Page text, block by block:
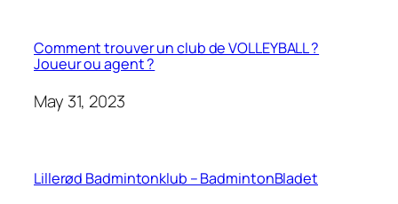
Comment trouver un club de VOLLEYBALL ?
Joueur ou agent ?
May 31, 2023
Lillerød Badmintonklub – BadmintonBladet